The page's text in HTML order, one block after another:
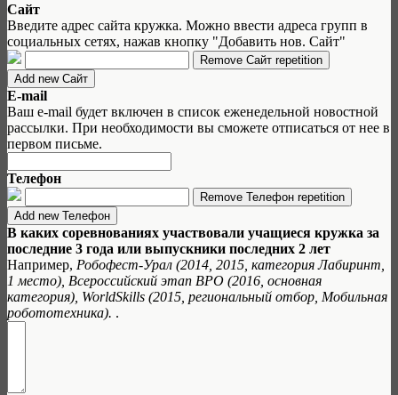
Сайт
Введите адрес сайта кружка. Можно ввести адреса групп в
социальных сетях, нажав кнопку "Добавить нов. Сайт"
E-mail
Ваш e-mail будет включен в список еженедельной новостной
рассылки. При необходимости вы сможете отписаться от нее в
первом письме.
Телефон
В каких соревнованиях участвовали учащиеся кружка за
последние 3 года или выпускники последних 2 лет
Например, Робофест-Урал (2014, 2015, категория Лабиринт,
1 место), Всероссийский этап ВРО (2016, основная
категория), WorldSkills (2015, региональный отбор, Мобильная
робототехника). .